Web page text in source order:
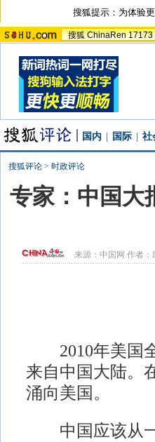
搜狐提示：为体验
搜狐 ChinaRen 17173
国内 国际 社
搜狐评论 > 时政评论
专家：中国大
来源：中国网 作者：
2010年美国全
来自中国大陆。
涌向美国。
中国应该从一